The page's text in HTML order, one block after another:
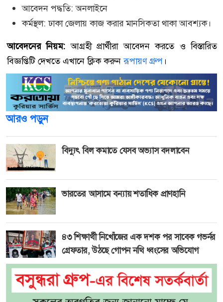
আবেদন পদ্ধতি: অনলাইনে
কর্মস্থল: ঢাকা জেলায় কাজ করার মানসিকতা থাকা আবশ্যক।
আবেদনের নিয়ম: আগ্রহী প্রার্থীরা আবেদন করতে ও বিস্তারিত
বিজ্ঞপ্তিটি দেখতে এখানে ক্লিক করুনরূপায়ণ গ্রুপ।
আরও পড়ুন
বিদ্যুৎ বিল কমাতে যেসব অভ্যাস বদলাবেন
ভারতের আসামে বন্যায় শতাধিক প্রাণহানি
৪৩ শিক্ষার্থী নিখোঁজের এক দশক পর সাবেক গভর্নর
গ্রেফতার, উঠছে গোপন নথি ধ্বংসের অভিযোগ